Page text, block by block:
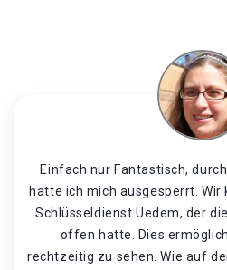
Einfach nur Fantastisch,
hatte ich mich ausgesperrt.
Schlüsseldienst Uedem, der
offen hatte. Dies
rechtzeitig zu sehen. Wie auf